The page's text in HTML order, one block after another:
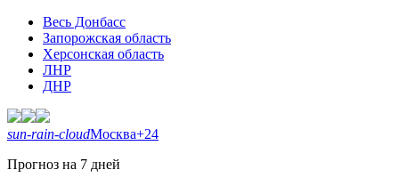
Весь Донбасс
Запорожская область
Херсонская область
ЛНР
ДНР
sun-rain-cloudМосква+24
Прогноз на 7 дней